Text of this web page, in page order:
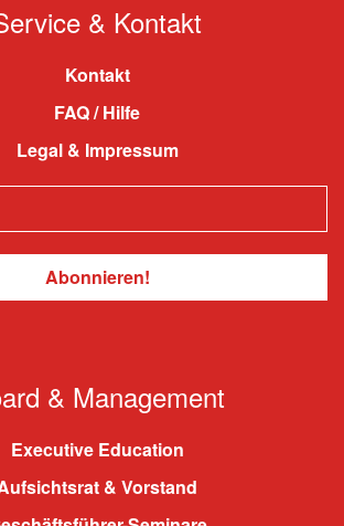
& Kontakt
Kontakt
FAQ / Hilfe
Legal & Impressum
& Management
Executive Education
& Vorstand